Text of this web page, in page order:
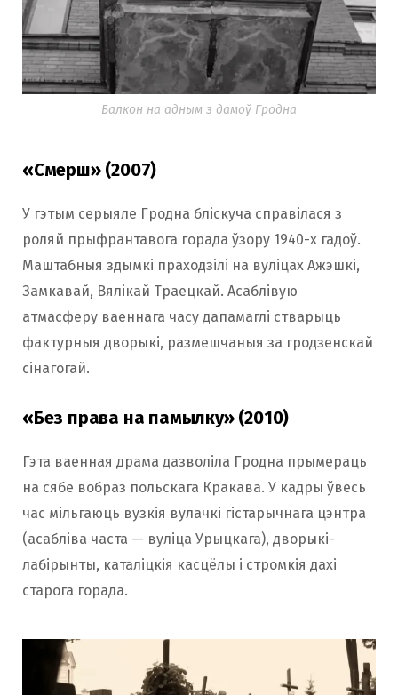
Балкон на адным з дамоў Гродна
«Смерш» (2007)
У гэтым серыяле Гродна бліскуча справілася з
роляй прыфрантавога горада ўзору 1940-х гадоў.
Маштабныя здымкі праходзілі на вуліцах Ажэшкі,
Замкавай, Вялікай Траецкай. Асаблівую
атмасферу ваеннага часу дапамаглі стварыць
фактурныя дворыкі, размешчаныя за гродзенскай
сінагогай.
«Без права на памылку» (2010)
Гэта ваенная драма дазволіла Гродна прымераць
на сябе вобраз польскага Кракава. У кадры ўвесь
час мільгаюць вузкія вулачкі гістарычнага цэнтра
(асабліва часта — вуліца Урыцкага), дворыкі-
лабірынты, каталіцкія касцёлы і стромкія дахі
старога горада.